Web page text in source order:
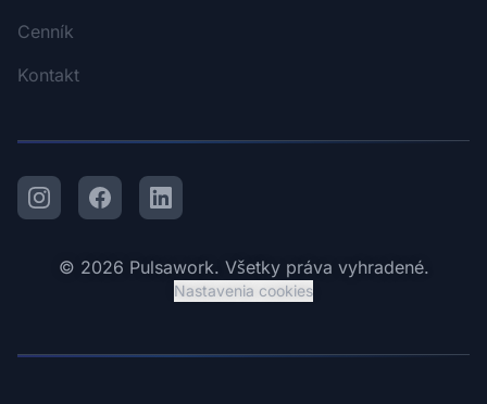
Cenník
Kontakt
InstagramFacebookLinkedIn
© 2026 Pulsawork. Všetky práva vyhradené.
Nastavenia cookies